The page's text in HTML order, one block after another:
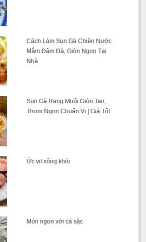
Cách Làm Sụn Gà Chiên Nước
Mắm Đậm Đà, Giòn Ngon Tại
Nhà
Sụn Gà Rang Muối Giòn Tan,
Thơm Ngon Chuẩn Vị | Giá Tốt
Ức vịt xông khói
Món ngon với cá sặc